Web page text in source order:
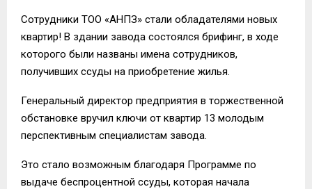
Сотрудники ТОО «АНПЗ» стали обладателями новых
квартир! В здании завода состоялся брифинг, в ходе
которого были названы имена сотрудников,
получивших ссуды на приобретение жилья.
Генеральный директор предприятия в торжественной
обстановке вручил ключи от квартир 13 молодым
перспективным специалистам завода.
Это стало возможным благодаря Программе по
выдаче беспроцентной ссуды, которая начала